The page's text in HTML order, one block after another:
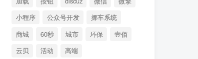
小程序
公众号开发
挪车系统
商城
60秒 城市 环保
壹佰
云贝
活动 高端